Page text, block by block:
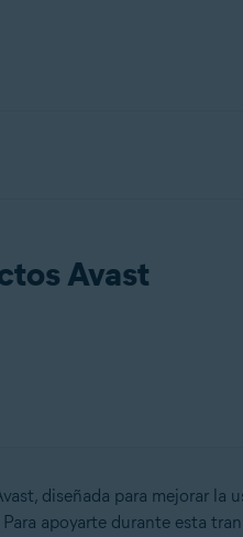
Avast
diseñada para mejorar la
apoyarte durante esta